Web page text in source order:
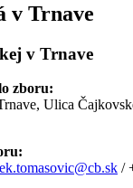
v Trnave
v Trnave
zboru:
Ulica
/